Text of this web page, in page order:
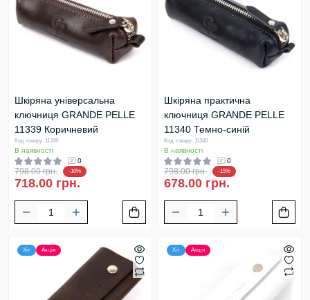
Шкіряна універсальна
ключниця GRANDE PELLE
11339 Коричневий
Код товару: 11339
В наявності
0
798.00 грн. -10%
718.00 грн.
Шкіряна практична
ключниця GRANDE PELLE
11340 Темно-синій
Код товару: 11340
В наявності
0
798.00 грн. -15%
678.00 грн.
Хіт Акція Хіт Акція